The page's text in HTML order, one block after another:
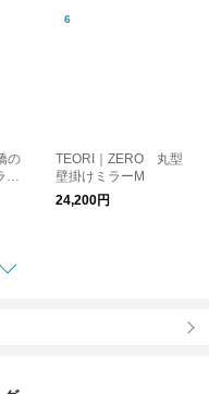
の
ー
TEORI｜ZERO 丸型
壁掛けミラーM
24,200円